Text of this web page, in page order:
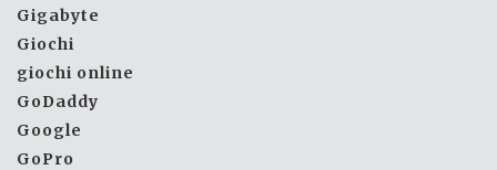
Gigabyte
Giochi
giochi online
GoDaddy
Google
GoPro